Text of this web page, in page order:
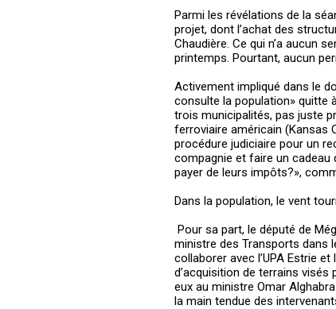
Parmi les révélations de la
projet, dont l’achat des
Chaudière. Ce qui n’a aucun
printemps. Pourtant, aucun
Activement impliqué dans le
consulte la population» quitte
trois municipalités, pas juste
ferroviaire américain (Kansas
procédure judiciaire pour un
compagnie et faire un cadeau
payer de leurs impôts?»,
Dans la population, le vent
Pour sa part, le député de
ministre des Transports dans
collaborer avec l’UPA Estrie
d’acquisition de terrains
eux au ministre Omar
la main tendue des